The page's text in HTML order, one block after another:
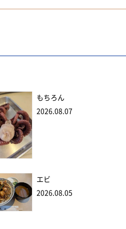
もちろん
2026.08.07
エビ
2026.08.05